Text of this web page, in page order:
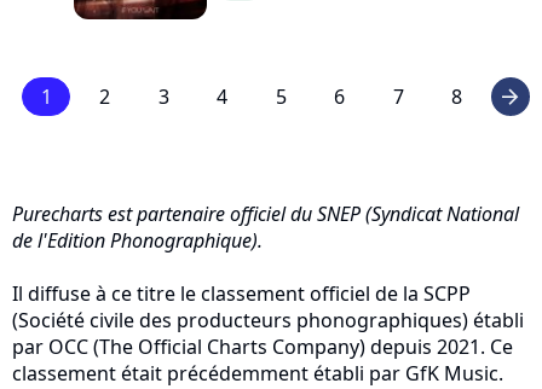
1 2 3 4 5 6 7 8 arrow_right
Purecharts est partenaire officiel du SNEP (Syndicat National
de l'Edition Phonographique).
Il diffuse à ce titre le classement officiel de la SCPP
(Société civile des producteurs phonographiques) établi
par OCC (The Official Charts Company) depuis 2021. Ce
classement était précédemment établi par GfK Music.